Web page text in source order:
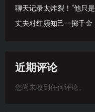
聊天记录太炸裂！”他只
丈夫对红颜知己一掷千
近期评论
您尚未收到任何评论。